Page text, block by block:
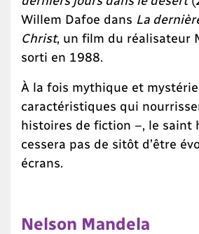
Willem Dafoe dans La
Christ, un film du réalisateur
sorti en 1988.
À la fois mythique et
caractéristiques qui
histoires de fiction –, le saint
cessera pas de sitôt d’être
écrans.
Nelson Mandela